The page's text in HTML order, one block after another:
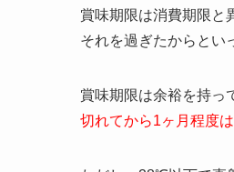
白い恋人の賞味